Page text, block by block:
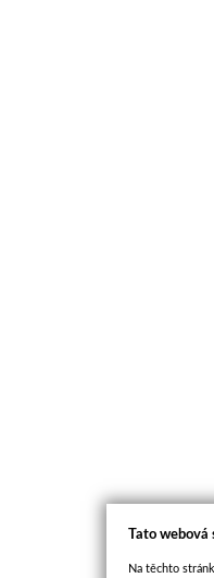
Tato
Na těchto